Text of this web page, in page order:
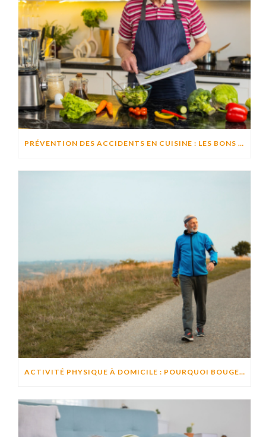
PRÉVENTION DES ACCIDENTS EN CUISINE : LES BONS RÉFLEXES POUR CUISINER EN TOUTE SÉCURITÉ
ACTIVITÉ PHYSIQUE À DOMICILE : POURQUOI BOUGER CHAQUE JOUR AIDE À PRÉSERVER L’AUTONOMIE ?